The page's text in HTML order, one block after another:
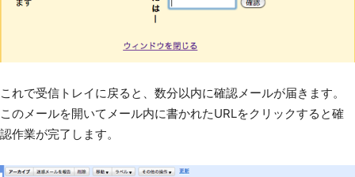
これで受信トレイに戻ると、数分以内に確認メールが届きます。
このメールを開いてメール内に書かれたURLをクリックすると確
認作業が完了します。